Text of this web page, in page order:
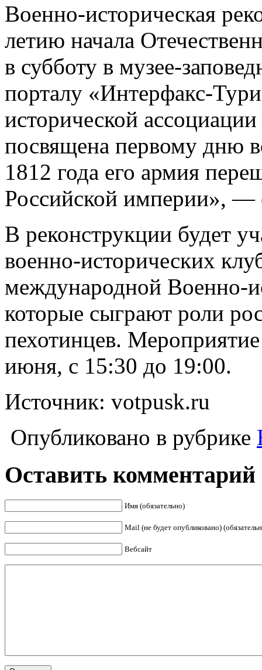
Военно-историческая
летию начала
в субботу в музее-
порталу «Интерфакс-
исторической
посвящена первому дню
1812 года его армия
Российской империи», —
В реконструкции будет
военно-исторических
международной Военно-
которые сыграют роли
пехотинцев.
июня, с 15:30 до 19:00.
Источник: votpusk.ru
Опубликовано в рубрике
Оставить комментарий
Имя (обязательно)
Mail (не будет опубликовано)
Вебсайт